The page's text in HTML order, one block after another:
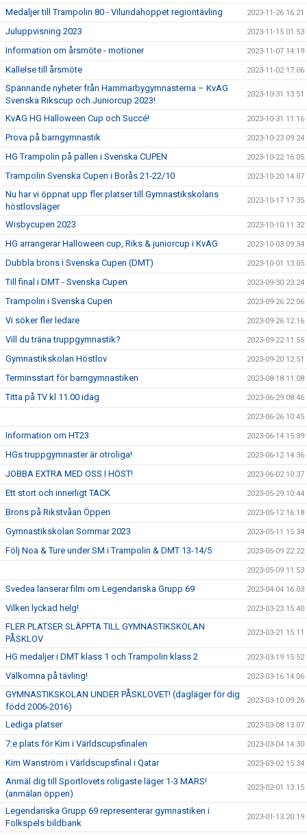
Medaljer till Trampolin 80 - Vilundahoppet regiontävling 2023-11-26 16:21
Juluppvisning 2023 2023-11-15 01:53
Information om årsmöte - motioner 2023-11-07 14:19
Kallelse till årsmöte 2023-11-02 17:06
Spännande nyheter från Hammarbygymnasterna – KvAG
Svenska Rikscup och Juniorcup 2023!
2023-10-31 13:51
KvAG HG Halloween Cup och Succé! 2023-10-31 11:16
Prova på barngymnastik 2023-10-23 09:24
HG Trampolin på pallen i Svenska CUPEN 2023-10-22 16:05
Trampolin Svenska Cupen i Borås 21-22/10 2023-10-20 14:07
Nu har vi öppnat upp fler platser till Gymnastikskolans
höstlovsläger
2023-10-17 17:35
Wisbycupen 2023 2023-10-10 11:32
HG arrangerar Halloween cup, Riks & juniorcup i KvAG 2023-10-03 09:34
Dubbla brons i Svenska Cupen (DMT) 2023-10-01 13:05
Till final i DMT - Svenska Cupen 2023-09-30 23:24
Trampolin i Svenska Cupen 2023-09-26 22:06
Vi söker fler ledare 2023-09-26 12:16
Vill du träna truppgymnastik? 2023-09-22 11:55
Gymnastikskolan Höstlov 2023-09-20 12:51
Terminsstart för barngymnastiken 2023-08-18 11:08
Titta på TV kl 11.00 idag 2023-06-29 08:46
2023-06-26 10:45
Information om HT23 2023-06-14 15:39
HGs truppgymnaster är otroliga! 2023-06-12 14:36
JOBBA EXTRA MED OSS I HÖST! 2023-06-02 10:37
Ett stort och innerligt TACK 2023-05-29 10:44
Brons på Rikstvåan Öppen 2023-05-12 16:18
Gymnastikskolan Sommar 2023 2023-05-11 15:34
Följ Noa & Ture under SM i Trampolin & DMT 13-14/5 2023-05-09 22:22
2023-05-09 11:53
Svedea lanserar film om Legendariska Grupp 69 2023-04-04 16:03
Vilken lyckad helg! 2023-03-23 15:40
FLER PLATSER SLÄPPTA TILL GYMNASTIKSKOLAN
PÅSKLOV
2023-03-21 15:11
HG medaljer i DMT klass 1 och Trampolin klass 2 2023-03-19 15:52
Välkomna på tävling! 2023-03-16 14:06
GYMNASTIKSKOLAN UNDER PÅSKLOVET! (dagläger för dig
född 2006-2016)
2023-03-10 09:26
Lediga platser 2023-03-08 13:07
7:e plats för Kim i Världscupsfinalen 2023-03-04 14:30
Kim Wanström i Världscupsfinal i Qatar 2023-03-02 15:34
Anmäl dig till Sportlovets roligaste läger 1-3 MARS!
(anmälan öppen)
2023-02-01 13:15
Legendariska Grupp 69 representerar gymnastiken i
Folkspels bildbank
2023-01-13 20:19